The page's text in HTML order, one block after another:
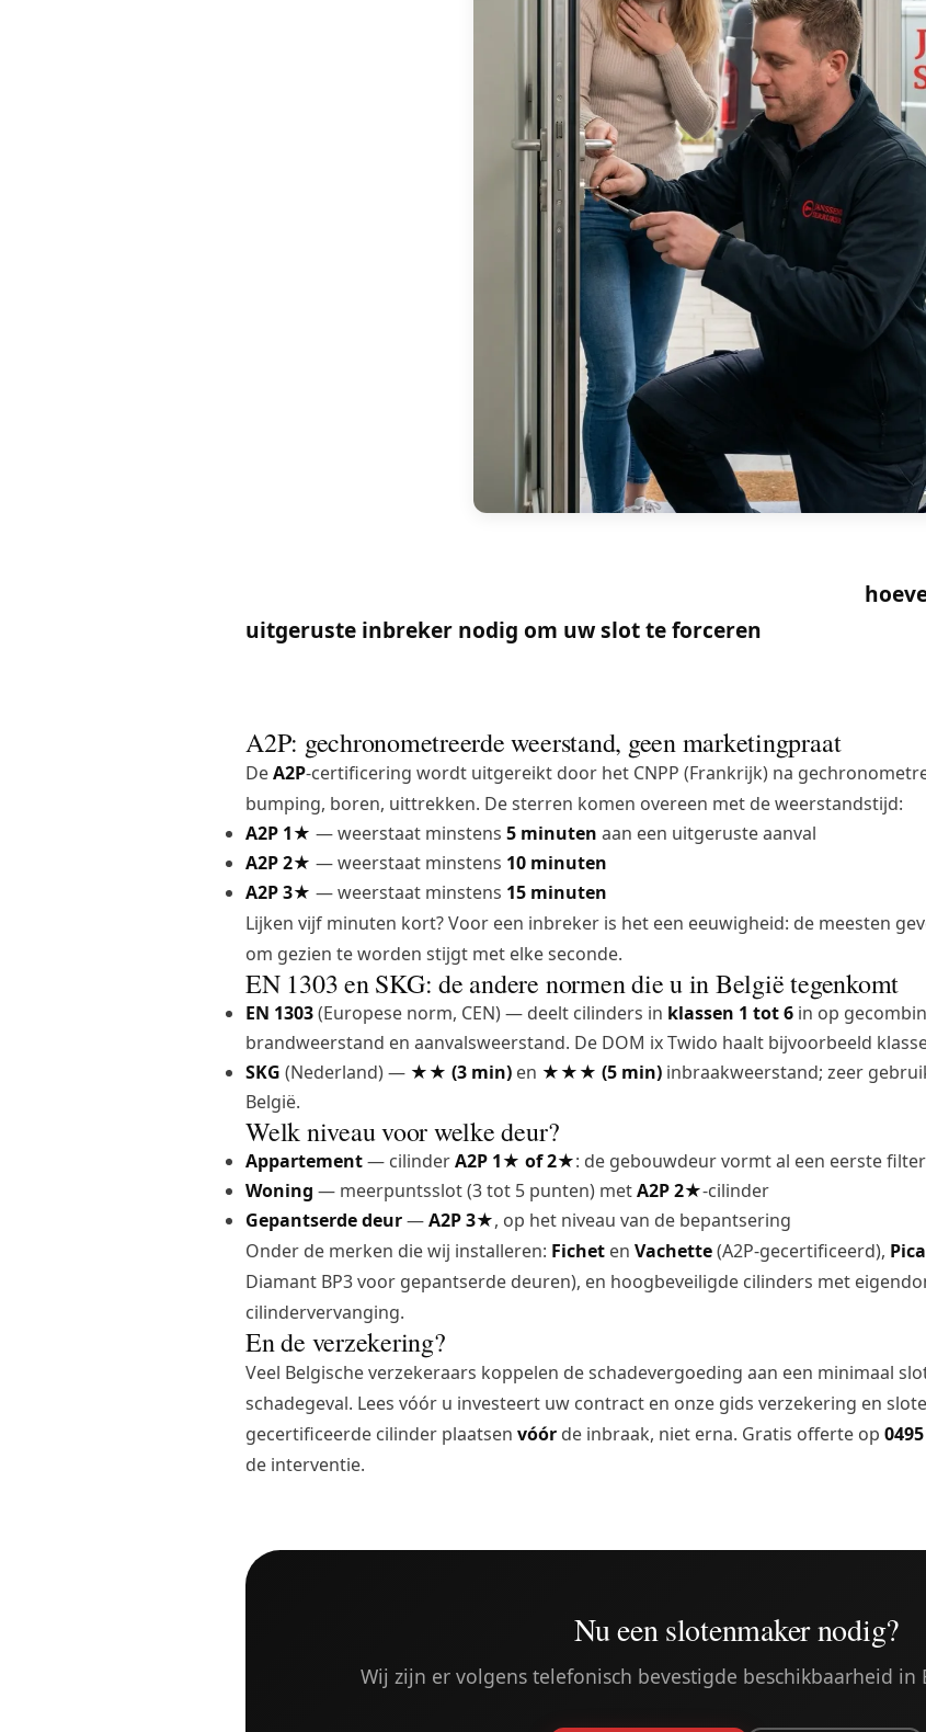
uitgeruste inbreker nodig om uw slot te forceren
A2P: gechronometreerde weerstand, geen marketingpraat
DeA2P-certificering wordt uitgereikt door het CNPP (Frankrijk) na
bumping, boren, uittrekken. De sterren komen overeen met de weerstandstijd:
A2P 1★ — weerstaat minstens 5 minuten aan een uitgeruste aanval
A2P 2★ — weerstaat minstens 10 minuten
A2P 3★ — weerstaat minstens 15 minuten
Lijken vijf minuten kort? Voor een inbreker is het een eeuwigheid: de meesten
om gezien te worden stijgt met elke seconde.
EN 1303 en SKG: de andere normen die u in België tegenkomt
EN 1303(Europese norm, CEN) — deelt cilinders in klassen 1 tot 6 in op
brandweerstand en aanvalsweerstand. De DOM ix Twido haalt bijvoorbeeld
SKG (Nederland) — ★★ (3 min) en ★★★ (5 min) inbraakweerstand; zeer
België.
Welk niveau voor welke deur?
Appartement— cilinderA2P 1★ of 2★: de gebouwdeur vormt al een eerste filter
Woning — meerpuntsslot(3 tot 5 punten) metA2P 2★-cilinder
Gepantserde deur—A2P 3★, op het niveau van de bepantsering
Onder de merken die wij installeren: Fichet en Vachette(A2P-gecertificeerd),
Diamant BP3 voor gepantserde deuren), en hoogbeveiligde cilinders met
cilindervervanging.
En de verzekering?
Veel Belgische verzekeraars koppelen de schadevergoeding aan een minimaal
schadegeval. Lees vóór u investeert uw contract en onze gids verzekering en
gecertificeerde cilinder plaatsen vóór de inbraak, niet erna. Gratis offerte op
de interventie.
Nu een slotenmaker nodig?
Wij zijn er volgens telefonisch bevestigde beschikbaarheid in